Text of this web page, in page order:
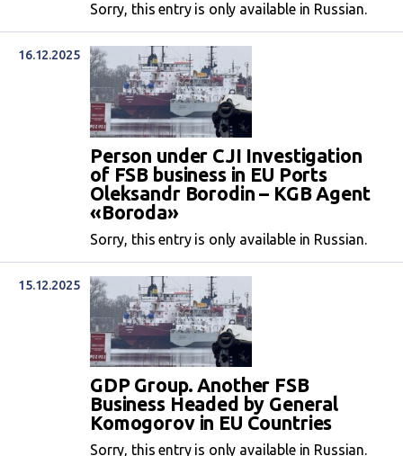
Sorry, this entry is only available in Russian.
16.12.2025
Person under CJI Investigation
of FSB business in EU Ports
Oleksandr Borodin – KGB Agent
«Boroda»
Sorry, this entry is only available in Russian.
15.12.2025
GDP Group. Another FSB
Business Headed by General
Komogorov in EU Countries
Sorry, this entry is only available in Russian.